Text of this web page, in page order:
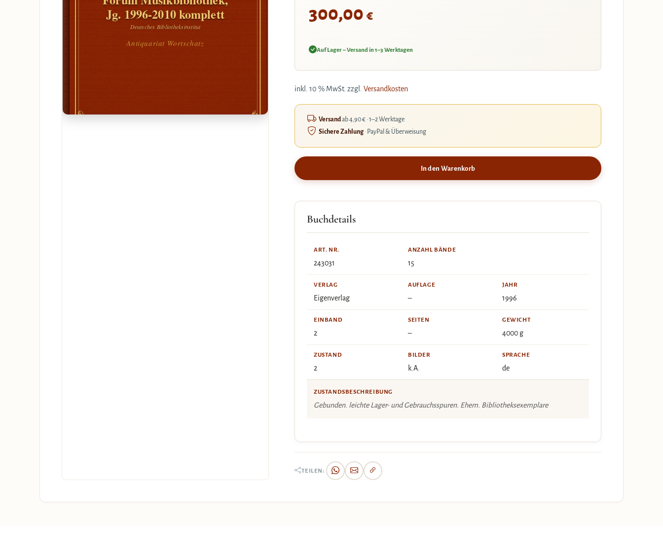
Jg. 1996-2010 komplett
Deutsches Bibliotheksinstitut
Antiquariat Wortschatz
300,00 €
Auf Lager – Versand in 1–3 Werktagen
inkl. 10 % MwSt. zzgl. Versandkosten
Versandab 4,90 € · 1–2 Werktage
Sichere Zahlung· PayPal & Überweisung
In den Warenkorb
Buchdetails
ART. NR.
243031
ANZAHL BÄNDE
15
VERLAG
Eigenverlag
AUFLAGE
–
JAHR
1996
EINBAND
2
SEITEN
–
GEWICHT
4000 g
ZUSTAND
2
BILDER
k.A.
SPRACHE
de
ZUSTANDSBESCHREIBUNG
Gebunden. leichte Lager- und Gebrauchsspuren. Ehem. Bibliotheksexemplare
TEILEN: